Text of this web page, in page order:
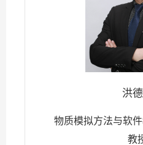
洪
物质模拟方法与软
教